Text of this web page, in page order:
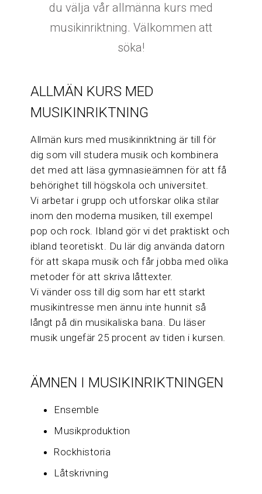
du välja vår allmänna kurs med
musikinriktning. Välkommen att
söka!
ALLMÄN KURS MED
MUSIKINRIKTNING
Allmän kurs med musikinriktning är till för
dig som vill studera musik och kombinera
det med att läsa gymnasieämnen för att få
behörighet till högskola och universitet.
Vi arbetar i grupp och utforskar olika stilar
inom den moderna musiken, till exempel
pop och rock. Ibland gör vi det praktiskt och
ibland teoretiskt. Du lär dig använda datorn
för att skapa musik och får jobba med olika
metoder för att skriva låttexter.
Vi vänder oss till dig som har ett starkt
musikintresse men ännu inte hunnit så
långt på din musikaliska bana. Du läser
musik ungefär 25 procent av tiden i kursen.
ÄMNEN I MUSIKINRIKTNINGEN
Ensemble
Musikproduktion
Rockhistoria
Låtskrivning